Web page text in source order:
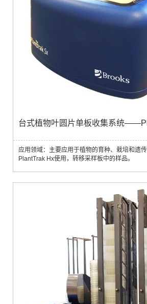
台式植物叶圆片单板收集系统
应用领域：主要应用于植物的育种、栽培和遗
PlantTrak Hx使用，转移采样板中的样品。